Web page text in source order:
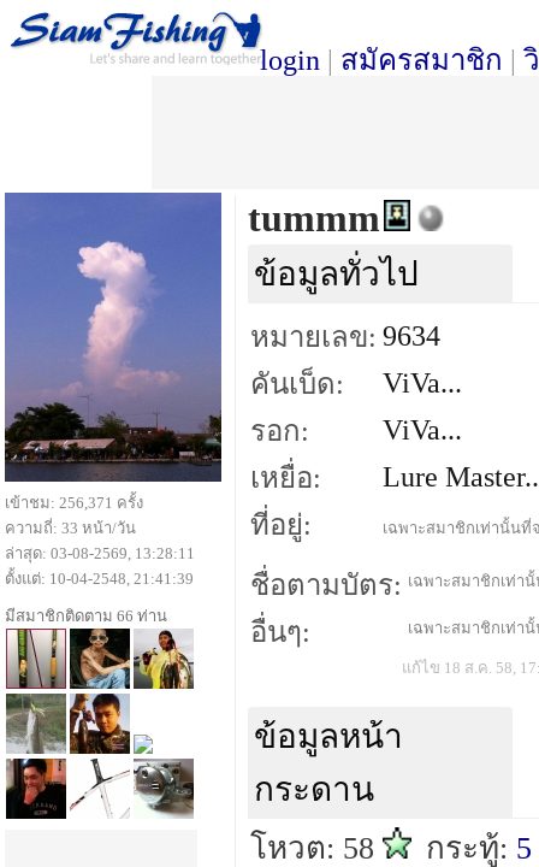
login | สมัครสมาชิก |
tummm
ข้อมูลทั่วไป
หมายเลข: 9634
คันเบ็ด:
ViVa...
รอก:
ViVa...
เหยื่อ:
Lure
ที่อยู่:
เฉพาะสมาชิกเท่านั้นที่
ชื่อตามบัตร: เฉพาะสมาชิกเท่า
อื่นๆ: เฉพาะสมาชิกเท่า
แก้ไข 18 ส.ค. 58,
ข้อมูลหน้า
กระดาน
โหวต: 58 กระทู้: 5
เข้าชม: 256,371 ครั้ง
ความถี่: 33 หน้า/วัน
ล่าสุด: 03-08-2569, 13:28:11
ตั้งแต่: 10-04-2548, 21:41:39
มีสมาชิกติดตาม 66 ท่าน